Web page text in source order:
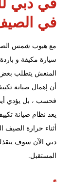
في الصيف
مع هبوب شمس
سيارة مكيفة و
المنعش يتطلب بعض
أن إهمال صيانة
فحسب ، بل يؤدي
يعد نظام صيانة
أثناء حرارة الصيف
دبي الآن سوف
المستقبل.